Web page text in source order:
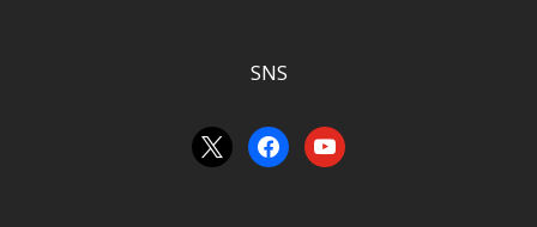
SNS
x facebook
youtube